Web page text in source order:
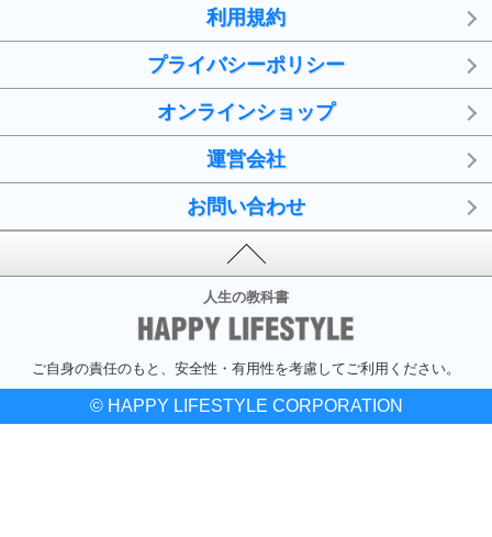
利用規約
プライバシーポリシー
オンラインショップ
運営会社
お問い合わせ
人生の教科書
ご自身の責任のもと、安全性・有用性を考慮してご利用ください。
© HAPPY LIFESTYLE CORPORATION